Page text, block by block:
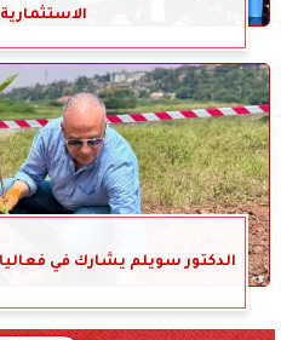
الدكتور سويلم يشارك في